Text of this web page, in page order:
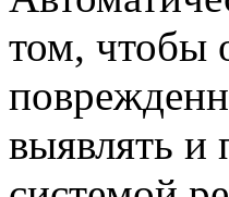
том, чтобы
выявлять и